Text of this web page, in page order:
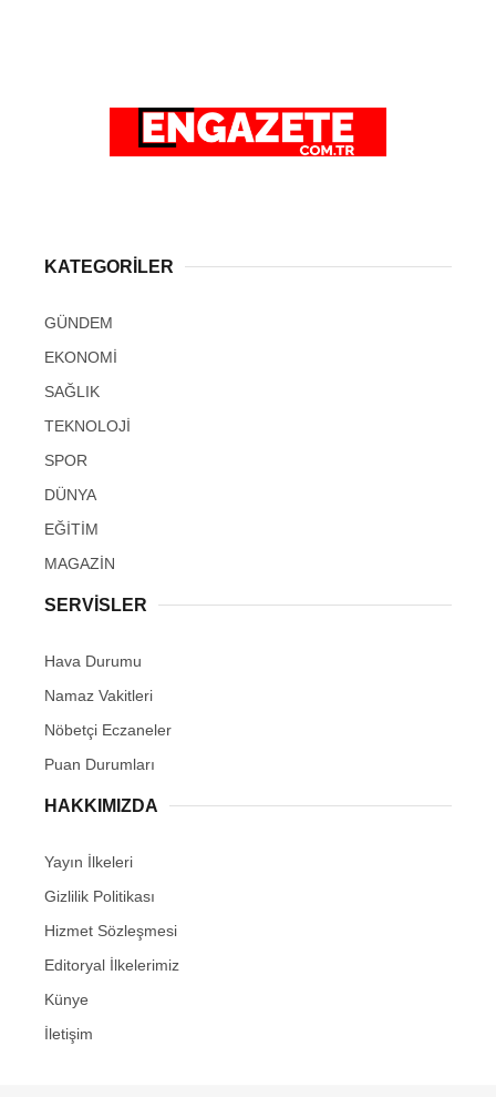
KATEGORİLER
GÜNDEM
EKONOMİ
SAĞLIK
TEKNOLOJİ
SPOR
DÜNYA
EĞİTİM
MAGAZİN
SERVİSLER
Hava Durumu
Namaz Vakitleri
Nöbetçi Eczaneler
Puan Durumları
HAKKIMIZDA
Yayın İlkeleri
Gizlilik Politikası
Hizmet Sözleşmesi
Editoryal İlkelerimiz
Künye
İletişim